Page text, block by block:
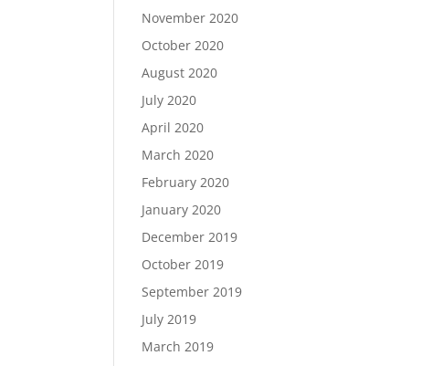
November 2020
October 2020
August 2020
July 2020
April 2020
March 2020
February 2020
January 2020
December 2019
October 2019
September 2019
July 2019
March 2019